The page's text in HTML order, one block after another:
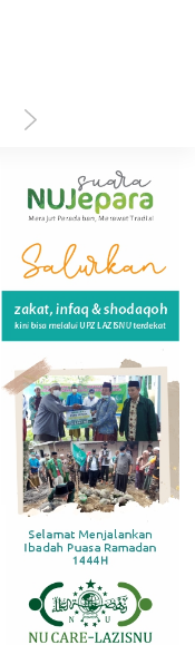
Ketika Semua